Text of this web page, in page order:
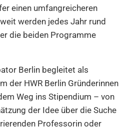
einen umfangreicheren
werden jedes Jahr rund
die beiden Programme
Berlin begleitet als
der HWR Berlin Gründerinnen
Weg ins Stipendium – von
der Idee über die Suche
Professorin oder